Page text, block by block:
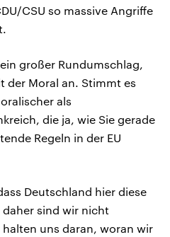
CSU so massive Angriffe
großer Rundumschlag,
der Moral an. Stimmt es
als
die ja, wie Sie gerade
Regeln in der EU
Deutschland hier diese
sind wir nicht
uns daran, woran wir